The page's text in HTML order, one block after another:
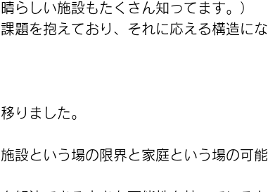
らしい施設もたくさん知ってます。）
題を抱えており、それに応える構造にな
りました。
設という場の限界と家庭という場の可能